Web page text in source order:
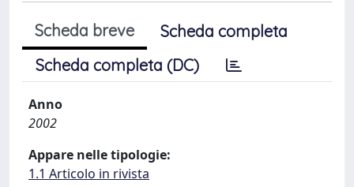
Scheda breve
Scheda completa
Scheda completa (DC)
Anno
2002
Appare nelle tipologie:
1.1 Articolo in rivista